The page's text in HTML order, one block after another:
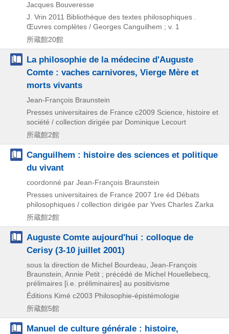
Jacques Bouveresse
J. Vrin 2011 Bibliothèque des textes philosophiques .
Œuvres complètes / Georges Canguilhem ; v. 1
所蔵館20館
La philosophie de la médecine d'Auguste
Comte : vaches carnivores, Vierge Mère et
morts vivants
Jean-François Braunstein
Presses universitaires de France c2009 Science,
histoire et
société / collection dirigée par Dominique Lecourt
所蔵館2館
Canguilhem : histoire des sciences et politique
du vivant
coordonné par Jean-François Braunstein
Presses universitaires de France 2007 1re éd Débats
philosophiques / collection dirigée par Yves Charles Zarka
所蔵館2館
Auguste Comte aujourd'hui : colloque de
Cerisy (3-10 juillet 2001)
sous la direction de Michel Bourdeau, Jean-François
Braunstein, Annie Petit ; précédé de Michel Houellebecq,
prélimaires [i.e. préliminaires] au positivisme
Éditions Kimé c2003 Philosophie-épistémologie
所蔵館5館
Manuel de culture générale : histoire,